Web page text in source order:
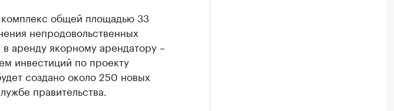
общей площадью 33
непродовольственных
аренду якорному арендатору –
инвестиций по проекту
создано около 250 новых
правительства.